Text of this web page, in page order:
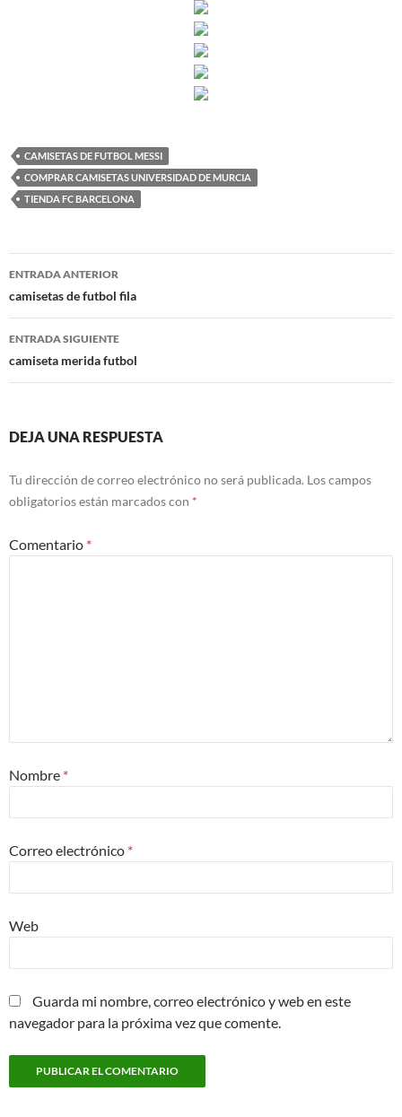
CAMISETAS DE FUTBOL MESSI
COMPRAR CAMISETAS UNIVERSIDAD DE MURCIA
TIENDA FC BARCELONA
Navegación
de
entradas
ENTRADA ANTERIOR
camisetas de futbol fila
ENTRADA SIGUIENTE
camiseta merida futbol
DEJA UNA RESPUESTA
Tu dirección de correo electrónico no será publicada. Los campos
obligatorios están marcados con *
Comentario *
Nombre *
Correo electrónico *
Web
Guarda mi nombre, correo electrónico y web en este
navegador para la próxima vez que comente.